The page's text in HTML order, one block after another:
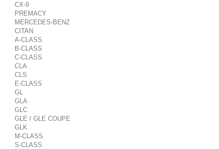
CX-9
PREMACY
MERCEDES-BENZ
CITAN
A-CLASS
B-CLASS
C-CLASS
CLA
CLS
E-CLASS
GL
GLA
GLC
GLE / GLE COUPE
GLK
M-CLASS
S-CLASS